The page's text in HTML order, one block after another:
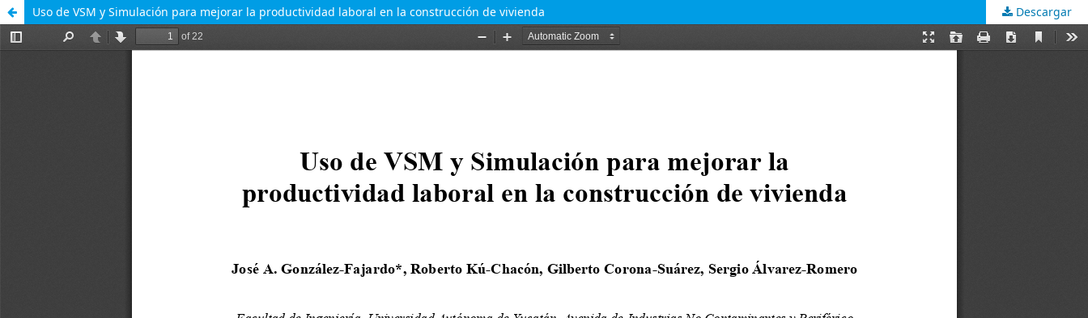
Uso de VSM y Simulación para mejorar la productividad laboral en la construcción de vivienda Descargar